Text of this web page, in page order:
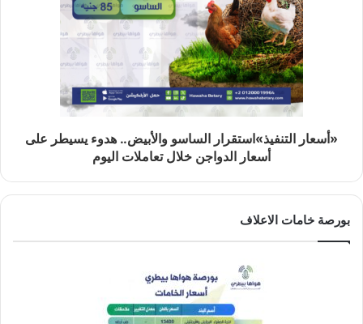
«أسعار التنفيذ»استقرار الساسو والأبيض.. هدوء يسيطر على
أسعار الدواجن خلال تعاملات اليوم
بورصة خامات الاعلاف